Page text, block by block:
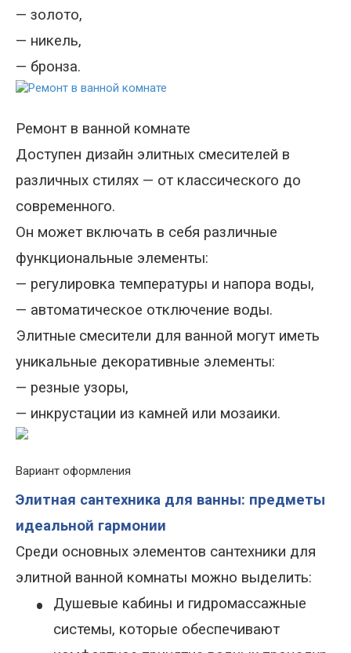
— золото,
— никель,
— бронза.
Ремонт в ванной комнате
Доступен дизайн элитных смесителей в
различных стилях — от классического до
современного.
Он может включать в себя различные
функциональные элементы:
— регулировка температуры и напора воды,
— автоматическое отключение воды.
Элитные смесители для ванной могут иметь
уникальные декоративные элементы:
— резные узоры,
— инкрустации из камней или мозаики.
Вариант оформления
Элитная сантехника для ванны: предметы
идеальной гармонии
Среди основных элементов сантехники для
элитной ванной комнаты можно выделить:
•
Душевые кабины и гидромассажные
системы, которые обеспечивают